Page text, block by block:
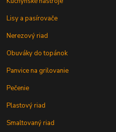
Lisy a pasírovače
Nerezový riad
Obuváky do topánok
Panvice na grilovanie
Pečenie
Plastový riad
Smaltovaný riad